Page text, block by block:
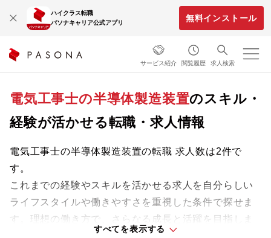
ハイクラス転職
パソナキャリア公式アプリ
無料インストール
サービス紹介 閲覧履歴 求人検索
電気工事士の半導体製造装置のスキル・
経験が活かせる転職・求人情報
電気工事士の半導体製造装置の転職 求人数は2件で
す。
これまでの経験やスキルを活かせる求人を自分らしい
ライフスタイルや働きやすさを重視した条件で探せま
す。理想の働き方で、さらなる成長と活躍を目指しま
すべてを表示する